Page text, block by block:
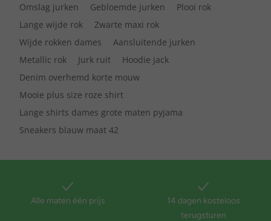
Omslag jurken
Gebloemde jurken
Plooi rok
Lange wijde rok
Zwarte maxi rok
Wijde rokken dames
Aansluitende jurken
Metallic rok
Jurk ruit
Hoodie jack
Denim overhemd korte mouw
Mooie plus size roze shirt
Lange shirts dames grote maten pyjama
Sneakers blauw maat 42
Alle maten één prijs
14 dagen kosteloos
terugsturen